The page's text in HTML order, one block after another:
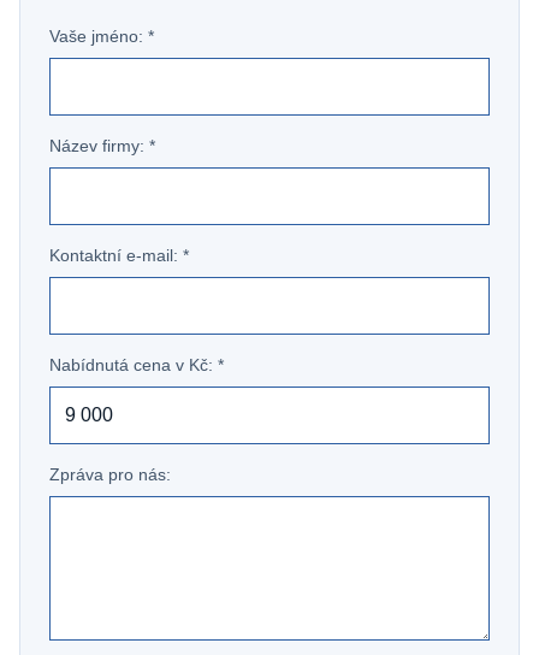
Vaše jméno: *
Název firmy: *
Kontaktní e-mail: *
Nabídnutá cena v Kč: *
Zpráva pro nás: